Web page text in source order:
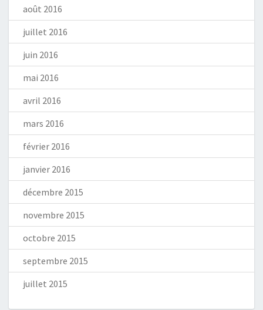
août 2016
juillet 2016
juin 2016
mai 2016
avril 2016
mars 2016
février 2016
janvier 2016
décembre 2015
novembre 2015
octobre 2015
septembre 2015
juillet 2015